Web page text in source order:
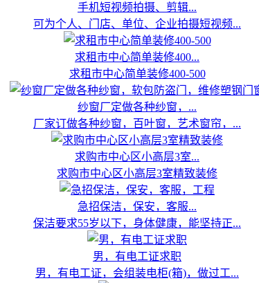
手机短视频拍摄、剪辑...
可为个人、门店、单位、企业拍摄短视频...
求租市中心简单装修400...
求租市中心简单装修400-500
纱窗厂定做各种纱窗，...
厂家订做各种纱窗，百叶窗，艺术窗帘，...
求购市中心区小高层3室...
求购市中心区小高层3室精致装修
急招保洁，保安，客服...
保洁要求55岁以下，身体健康，能坚持正...
男，有电工证求职
男，有电工证，会组装电柜(箱)，做过工...